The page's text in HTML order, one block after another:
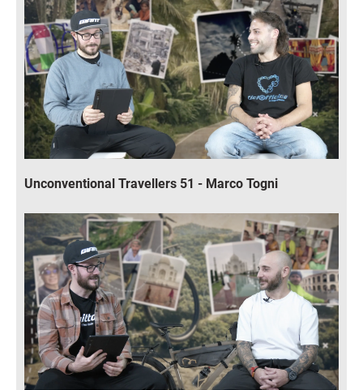
Unconventional Travellers 51 - Marco Togni
Immagine